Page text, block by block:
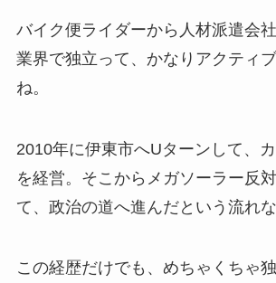
バイク便ライダーから人材派遣会
業界で独立って、かなりアクティ
ね。
2010年に伊東市へUターンして、カ
を経営。そこからメガソーラー反
て、政治の道へ進んだという流れな
この経歴だけでも、めちゃくちゃ